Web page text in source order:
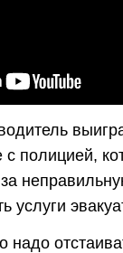
с полицией,
услуги
надо